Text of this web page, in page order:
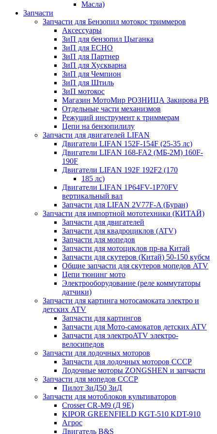
Масла)
Запчасти
Запчасти для Бензопил мотокос триммеров
Аксессуары
ЗиП для бензопил Цыганка
ЗиП для ЕСНО
ЗиП для Партнер
ЗиП для Хускварна
ЗиП для Чемпион
ЗиП для Штиль
ЗиП мотокос
Магазин МотоМир РОЗНИЦА Закирова РВ
Отдельные части механизмов
Режущий инструмент к триммерам
Цепи на бензопилилу
Запчасти для двигателей LIFAN
Двигатели LIFAN 152F-154F (25-35 лс)
Двигатели LIFAN 168-FA2 (МБ-2М) 160F-
190F
Двигатели LIFAN 192F 192F2 (170
185 лс)
Двигатели LIFAN 1Р64FV-1Р70FV
вертикальный вал
Запчасти для LIFAN 2V77F-A (Буран)
Запчасти для импортной мототехники (КИТАЙ)
Запчасти для двигателей
Запчасти для квадроциклов (ATV)
Запчасти для мопедов
Запчасти для мотоциклов пр-ва Китай
Запчасти для скутеров (Китай) 50-150 кубсм
Общие запчасти для скутеров мопедов ATV
Цепи тюнинг мото
Электрооборудование (реле коммутаторы
датчики)
Запчасти для картинга мотосамоката электро и
детских ATV
Запчасти для картингов
Запчасти для Мото-самокатов детских ATV
Запчасти для электроATV электро-
велосипедов
Запчасти для лодочных моторов
Запчасти для лодочных моторов СССР
Лодочные моторы ZONGSHEN и запчасти
Запчасти для мопедов СССР
Пилот ЗиД50 ЗиД
Запчасти для мотоблоков культиваторов
Crosser CR-M9 (Д 9Е)
KIPOR GREENFIELD KGT-510 KDT-910
Агрос
Двигатель B&S